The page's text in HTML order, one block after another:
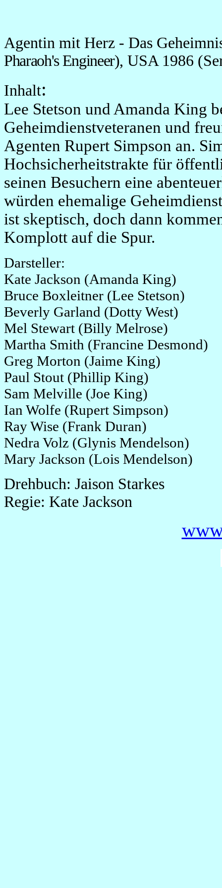
Agentin mit Herz - Das
Pharaoh's Engineer), USA 1986
Inhalt:
Lee Stetson und Amanda King
Geheimdienstveteranen und
Agenten Rupert Simpson an.
Hochsicherheitstrakte für
seinen Besuchern eine
würden ehemalige
ist skeptisch, doch dann
Komplott auf die Spur.
Darsteller:
Kate Jackson (Amanda King)
Bruce Boxleitner (Lee Stetson)
Beverly Garland (Dotty West)
Mel Stewart (Billy Melrose)
Martha Smith (Francine Desmond)
Greg Morton (Jaime King)
Paul Stout (Phillip King)
Sam Melville (Joe King)
Ian Wolfe (Rupert Simpson)
Ray Wise (Frank Duran)
Nedra Volz (Glynis Mendelson)
Mary Jackson (Lois Mendelson)
Drehbuch: Jaison Starkes
Regie: Kate Jackson